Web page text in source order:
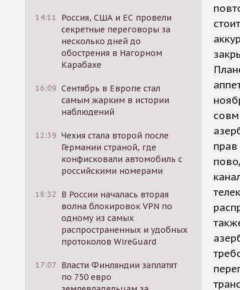
14:11
Россия, США и ЕС провели
секретные переговоры за
несколько дней до
обострения в Нагорном
Карабахе
16:09 Сентябрь в Европе стал
самым жарким в истории
наблюдений
12:39 Чехия стала второй после
Германии страной, где
конфисковали автомобиль с
российскими номерами
18:32
В России началась вторая
волна блокировок VPN по
одному из самых
распространенных и удобных
протоколов WireGuard
17:07 Власти Финляндии заплатят
по 750 евро